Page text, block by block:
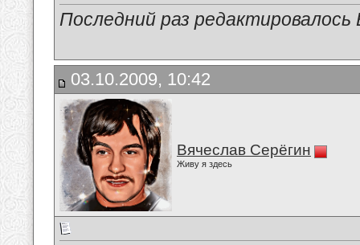
Последний раз
03.10.2009, 10:42
Вячеслав Серёгин
Живу я здесь